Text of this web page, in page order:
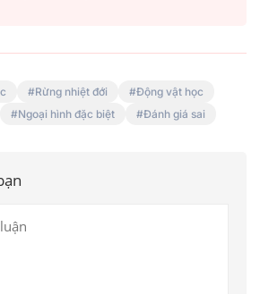
Rừng nhiệt đới
Động vật học
Ngoại hình đặc biệt Đánh giá sai